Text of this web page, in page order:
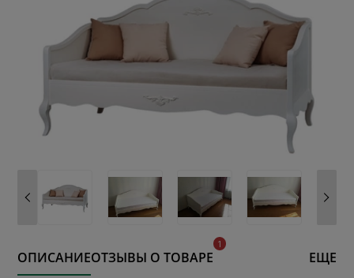
ОПИСАНИЕОТЗЫВЫ О ТОВАРЕ ЕЩЕ